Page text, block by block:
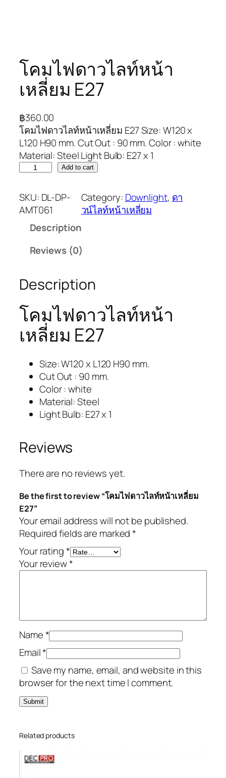
โคมไฟดาวไลท์หน้า
เหลี่ยม E27
฿360.00
โคมไฟดาวไลท์หน้าเหลี่ยม E27 Size: W120 x
L120 H90 mm. Cut Out : 90 mm. Color : white
Material: Steel Light Bulb: E27 x 1
Add to cart
SKU: DL-DP-
AMT061
Category: Downlight, ดา
วน์ไลท์หน้าเหลี่ยม
Description
Reviews (0)
Description
โคมไฟดาวไลท์หน้า
เหลี่ยม E27
Size: W120 x L120 H90 mm.
Cut Out : 90 mm.
Color : white
Material: Steel
Light Bulb: E27 x 1
Reviews
There are no reviews yet.
Be the first to review “โคมไฟดาวไลท์หน้าเหลี่ยม
E27”
Your email address will not be published.
Required fields are marked*
Your rating*
Your review*
Name*
Email*
Save my name, email, and website in this
browser for the next time I comment.
Related products